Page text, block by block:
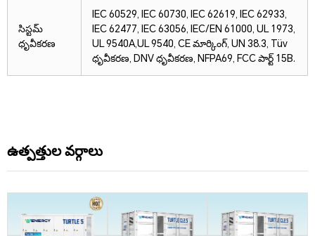
సిస్టమ్
ధృవీకరణ
IEC 60529, IEC 60730, IEC 62619, IEC 62933,
IEC 62477, IEC 63056, IEC/EN 61000, UL 1973,
UL 9540A,UL 9540, CE మార్కింగ్, UN 38.3, Tüv
ధృవీకరణ, DNV ధృవీకరణ, NFPA69, FCC పార్ట్ 15B.
ఉత్పత్తుల వర్గాలు